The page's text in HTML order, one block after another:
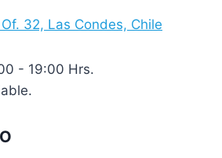
32, Las Condes, Chile
- 19:00 Hrs.